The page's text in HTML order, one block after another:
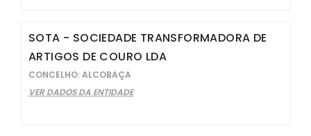
SOTA - SOCIEDADE TRANSFORMADORA DE
ARTIGOS DE COURO LDA
CONCELHO: ALCOBAÇA
VER DADOS DA ENTIDADE